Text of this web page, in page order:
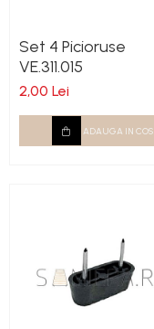
Set 4 Picioruse
VE.311.015
2,00 Lei
ADAUGA IN COS